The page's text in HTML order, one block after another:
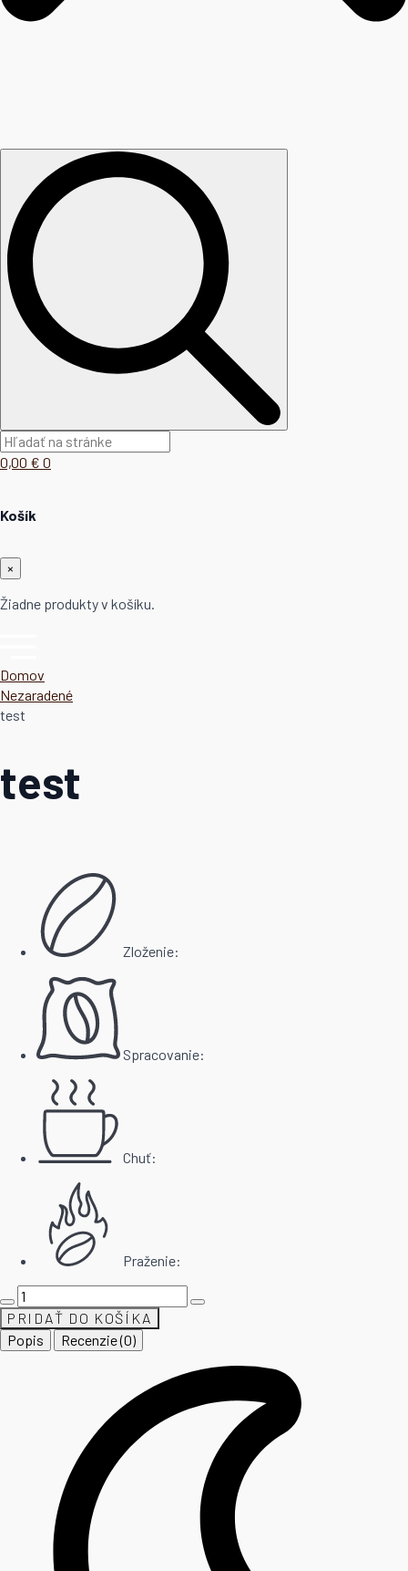
0,00 € 0
Košík
×
Žiadne produkty v košíku.
Domov
Nezaradené
test
test
Zloženie:
Spracovanie:
Chuť:
Praženie:
množstvo
test
PRIDAŤ DO KOŠÍKA
Popis
Recenzie (0)